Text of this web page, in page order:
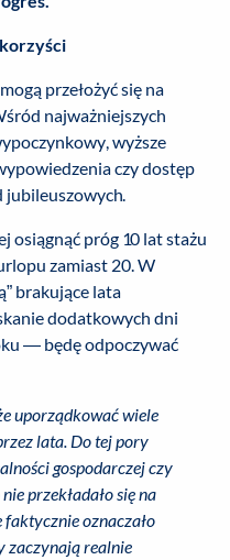
przełożyć się na
najważniejszych
wyższe
czy dostęp
jubileuszowych.
osiągnąć próg 10 lat stażu
zamiast 20. W
brakujące lata
dodatkowych dni
— będę odpoczywać
uporządkować wiele
lata. Do tej pory
gospodarczej czy
przekładało się na
oznaczało
zaczynają realnie